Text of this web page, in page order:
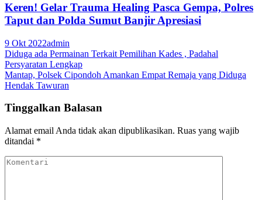
Keren! Gelar Trauma Healing Pasca Gempa, Polres
Taput dan Polda Sumut Banjir Apresiasi
9 Okt 2022admin
Navigasi
pos
Diduga ada Permainan Terkait Pemilihan Kades , Padahal
Persyaratan Lengkap
Mantap, Polsek Cipondoh Amankan Empat Remaja yang Diduga
Hendak Tawuran
Tinggalkan Balasan
Alamat email Anda tidak akan dipublikasikan. Ruas yang wajib
ditandai *
Komentari